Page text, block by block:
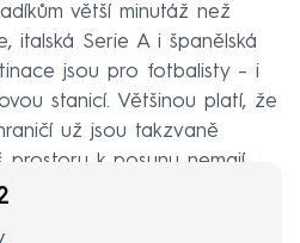
větší minutáž než
italská Serie A i španělská
jsou pro fotbalisty – i
stanicí. Většinou platí, že
už jsou takzvaně
prostoru k posunu nemají.